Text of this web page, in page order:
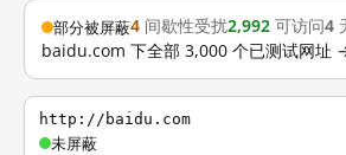
部分被屏蔽4 间歇性受扰2,992 可访问4
baidu.com 下全部 3,000 个已测试网址
http://baidu.com
未屏蔽